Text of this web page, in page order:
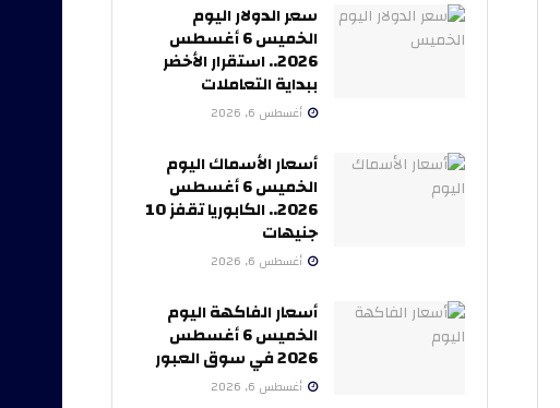
سعر الدولار اليوم
الخميس 6 أغسطس
2026.. استقرار الأخضر
ببداية التعاملات
أغسطس 6, 2026
أسعار الأسماك اليوم
الخميس 6 أغسطس
2026.. الكابوريا تقفز 10
جنيهات
أغسطس 6, 2026
أسعار الفاكهة اليوم
الخميس 6 أغسطس
2026 في سوق العبور
أغسطس 6, 2026